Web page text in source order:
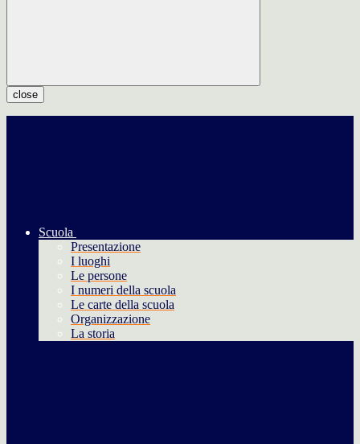
close
Scuola
Presentazione
I luoghi
Le persone
I numeri della scuola
Le carte della scuola
Organizzazione
La storia